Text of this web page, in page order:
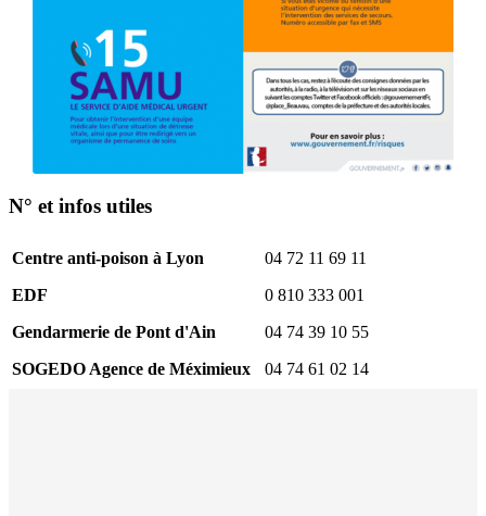
N° et infos utiles
Centre anti-poison à Lyon
04 72 11 69 11
EDF
0 810 333 001
Gendarmerie de Pont d'Ain
04 74 39 10 55
SOGEDO Agence de Méximieux
04 74 61 02 14